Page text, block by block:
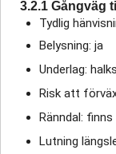
3.2.1 Gångväg
Tydlig
Belysning: ja
Underlag:
Risk att
Ränndal: finns
Lutning